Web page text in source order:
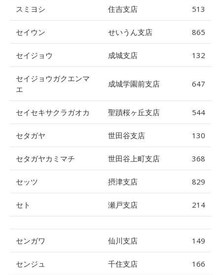
スミヨシ 住吉支店 513
セイウン せいうん支店 865
セイジョウ 成城支店 132
セイジョウガクエンマ
エ
成城学園前支店 647
セイセキサクラガオカ 聖蹟桜ヶ丘支店 544
セタガヤ 世田谷支店 130
セタガヤカミマチ 世田谷上町支店 368
セッツ 摂津支店 829
セト 瀬戸支店 214
センガワ 仙川支店 149
センジュ 千住支店 166